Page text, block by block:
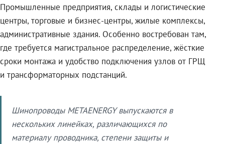
Промышленные предприятия, склады и логистические
центры, торговые и бизнес-центры, жилые комплексы,
административные здания. Особенно востребован там,
где требуется магистральное распределение, жёсткие
сроки монтажа и удобство подключения узлов от ГРЩ
и трансформаторных подстанций.
Шинопроводы METAENERGY выпускаются в
нескольких линейках, различающихся по
материалу проводника, степени защиты и